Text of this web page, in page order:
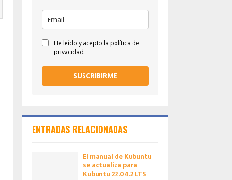
He leído y acepto la política de
privacidad.
SUSCRIBIRME
ENTRADAS RELACIONADAS
El manual de Kubuntu
se actualiza para
Kubuntu 22.04.2 LTS